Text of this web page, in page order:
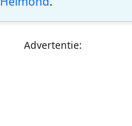
Advertentie: